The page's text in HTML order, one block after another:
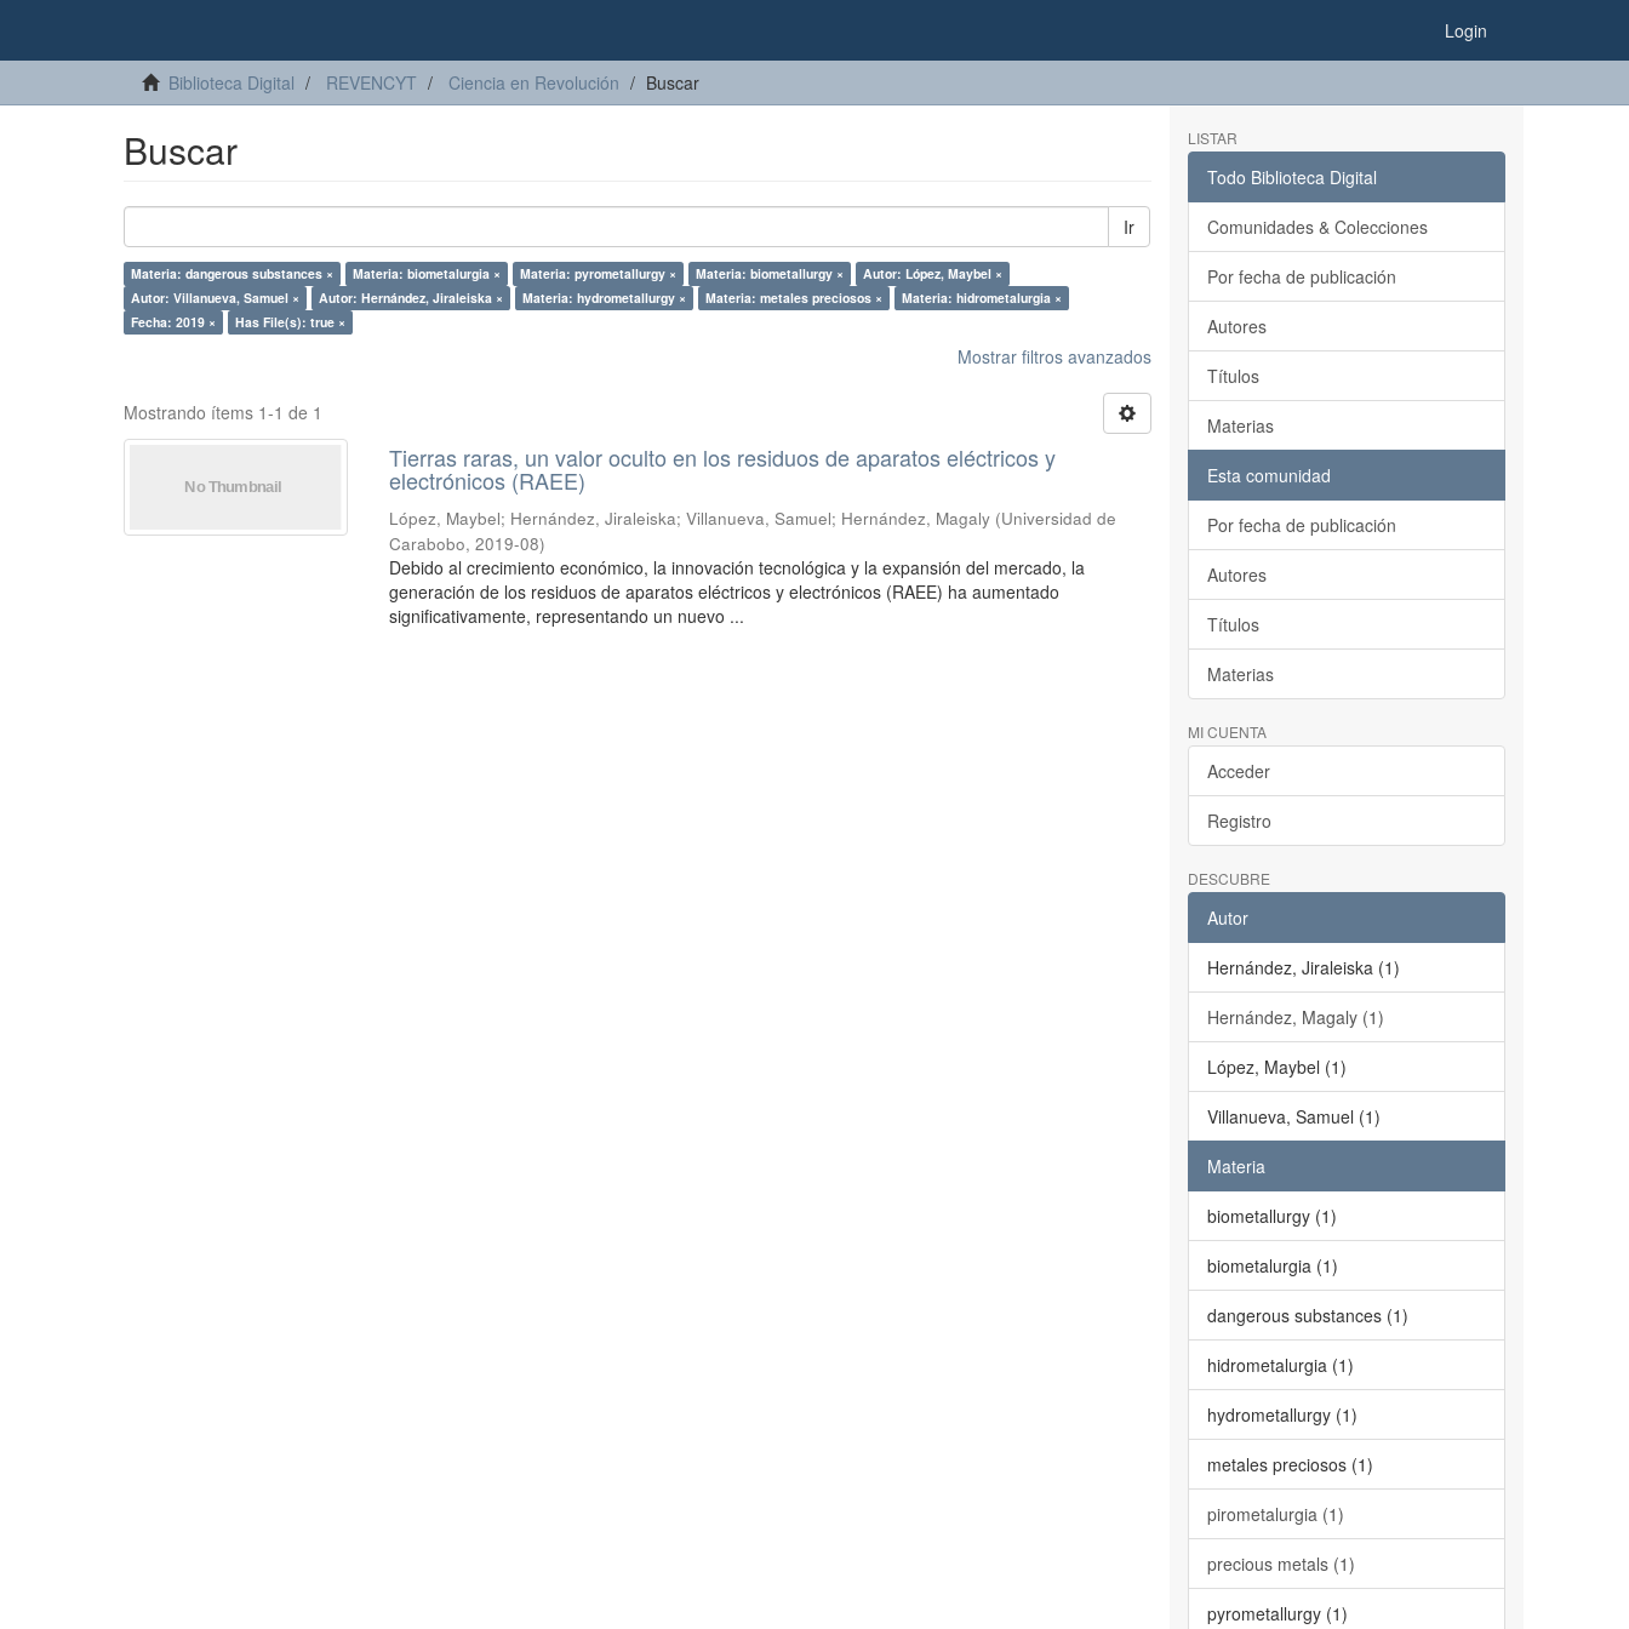
Login
Biblioteca Digital REVENCYT Ciencia en Revolución Buscar
Buscar
Ir
Materia: dangerous substances × Materia: biometalurgia × Materia: pyrometallurgy × Materia: biometallurgy ×
Autor: López, Maybel ×
Autor: Villanueva, Samuel ×
Autor: Hernández, Jiraleiska × Materia: hydrometallurgy × Materia: metales preciosos ×
Materia: hidrometalurgia ×
Fecha: 2019 ×
Has File(s): true ×
Mostrar filtros avanzados
Mostrando ítems 1-1 de 1
Tierras raras, un valor oculto en los residuos de aparatos eléctricos y
electrónicos (RAEE)
López, Maybel; Hernández, Jiraleiska;Villanueva, Samuel; Hernández, Magaly (Universidad de
Carabobo,2019-08)
Debido al crecimiento económico, la innovación tecnológica y la expansión del mercado, la
generación de los residuos de aparatos eléctricos y electrónicos (RAEE) ha aumentado
significativamente, representando un nuevo ...
LISTAR
Todo Biblioteca Digital
Comunidades & Colecciones
Por fecha de publicación
Autores
Títulos
Materias
Esta comunidad
Por fecha de publicación
Autores
Títulos
Materias
MI CUENTA
Acceder
Registro
DESCUBRE
Autor
Hernández, Jiraleiska (1)
Hernández, Magaly (1)
López, Maybel (1)
Villanueva, Samuel (1)
Materia
biometallurgy (1)
biometalurgia (1)
dangerous substances (1)
hidrometalurgia (1)
hydrometallurgy (1)
metales preciosos (1)
pirometalurgia (1)
precious metals (1)
pyrometallurgy (1)